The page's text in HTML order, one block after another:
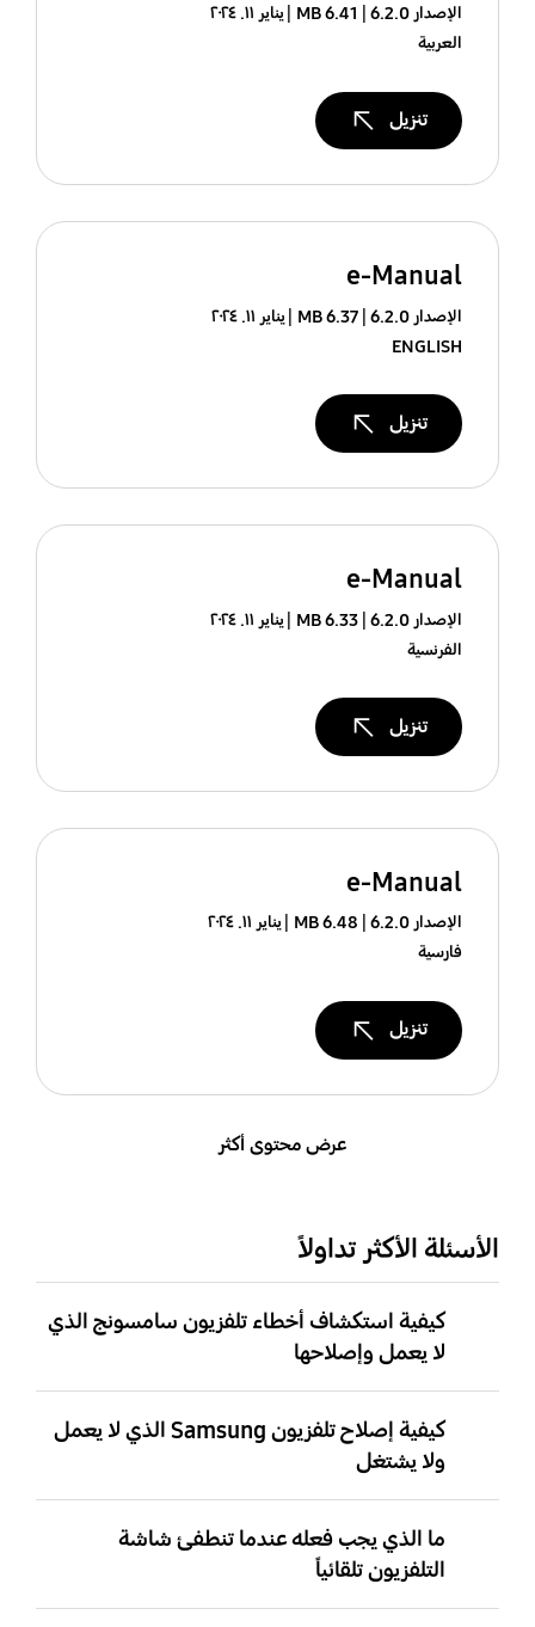
الإصدار 6.2.0 6.41 MB
يناير ١١. ٢٠٢٤
العربية
تنزيل
e-Manual
الإصدار 6.2.0 6.37 MB
يناير ١١. ٢٠٢٤
ENGLISH
تنزيل
e-Manual
الإصدار 6.2.0 6.33 MB
يناير ١١. ٢٠٢٤
الفرنسية
تنزيل
e-Manual
الإصدار 6.2.0 6.48 MB
يناير ١١. ٢٠٢٤
فارسية
تنزيل
عرض محتوى أكثر
الأسئلة الأكثر تداولاً
كيفية استكشاف أخطاء تلفزيون سامسونج الذي
لا يعمل وإصلاحها
كيفية إصلاح تلفزيون Samsung الذي لا يعمل
ولا يشتغل
ما الذي يجب فعله عندما تنطفئ شاشة
التلفزيون تلقائياً